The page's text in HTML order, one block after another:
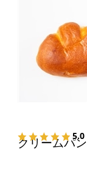
クリームパン
5.0